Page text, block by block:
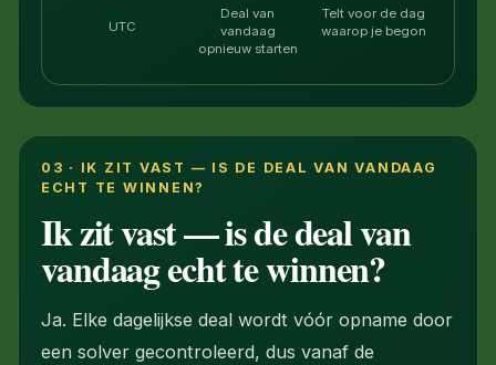
UTC
Deal van
vandaag
opnieuw starten
Telt voor de dag
waarop je begon
03 · IK ZIT VAST — IS DE DEAL VAN VANDAAG
ECHT TE WINNEN?
Ik zit vast — is de deal van
vandaag echt te winnen?
Ja. Elke dagelijkse deal wordt vóór opname door
een solver gecontroleerd, dus vanaf de